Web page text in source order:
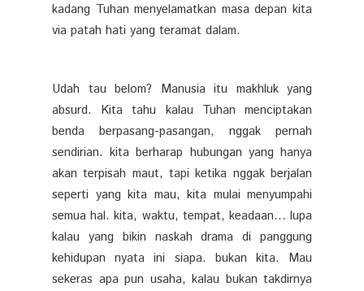
kadang Tuhan menyelamatkan masa depan kita
via patah hati yang teramat dalam.
Udah tau belom? Manusia itu makhluk yang
absurd. Kita tahu kalau Tuhan menciptakan
benda berpasang-pasangan, nggak pernah
sendirian. kita berharap hubungan yang hanya
akan terpisah maut, tapi ketika nggak berjalan
seperti yang kita mau, kita mulai menyumpahi
semua hal. kita, waktu, tempat, keadaan... lupa
kalau yang bikin naskah drama di panggung
kehidupan nyata ini siapa. bukan kita. Mau
sekeras apa pun usaha, kalau bukan takdirnya